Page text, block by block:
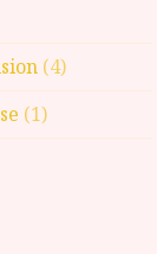
(4)
(1)